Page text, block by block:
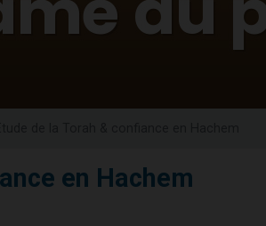
un don pour Sauvez la jambe de Yohan
en groupe sur Zoom
en Hachem